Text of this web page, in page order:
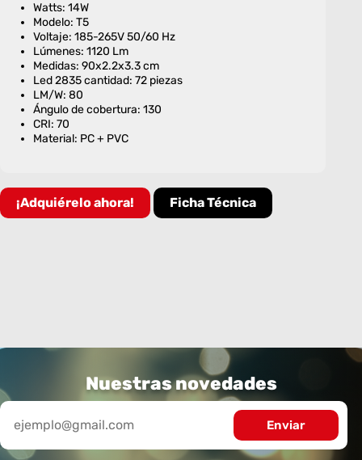
Watts: 14W
Modelo: T5
Voltaje: 185-265V 50/60 Hz
Lúmenes: 1120 Lm
Medidas: 90x2.2x3.3 cm
Led 2835 cantidad: 72 piezas
LM/W: 80
Ángulo de cobertura: 130
CRI: 70
Material: PC + PVC
¡Adquiérelo ahora! Ficha Técnica
Nuestras novedades